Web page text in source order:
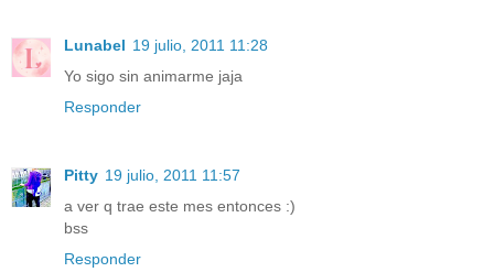
Lunabel 19 julio, 2011 11:28
Yo sigo sin animarme jaja
Responder
Pitty 19 julio, 2011 11:57
a ver q trae este mes entonces :)
bss
Responder